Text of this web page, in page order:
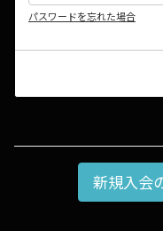
パスワードを忘れた場合
新規入会